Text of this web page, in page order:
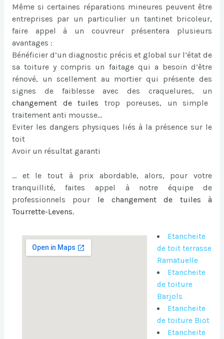
Même si certaines réparations mineures peuvent être
entreprises par un particulier un tantinet bricoleur,
faire appel à un couvreur présentera plusieurs
avantages :
Bénéficier d’un diagnostic précis et global sur l’état de
sa toiture y compris un faitage qui a besoin d’être
rénové, un scellement au mortier qui présente des
signes de faiblesse avec des craquelures, un
changement de tuiles trop poreuses, un simple
traitement anti mousse…
Eviter les dangers physiques liés à la présence sur le
toit
Avoir un résultat garanti
… et le tout à prix abordable, alors, pour votre
tranquillité, faites appel à notre équipe de
professionnels pour le changement de tuiles à
Tourrette-Levens.
Etancheite
de toit terrasse
Ramatuelle
Etancheite
de toiture
Barjols
Etancheite
de toiture Biot
Etancheite